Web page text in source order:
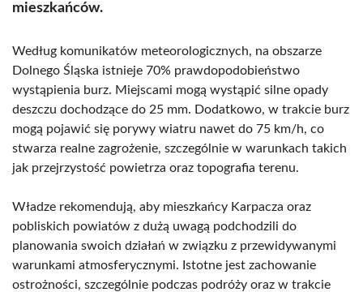
mieszkańców.
Według komunikatów meteorologicznych, na obszarze
Dolnego Śląska istnieje 70% prawdopodobieństwo
wystąpienia burz. Miejscami mogą wystąpić silne opady
deszczu dochodzące do 25 mm. Dodatkowo, w trakcie burz
mogą pojawić się porywy wiatru nawet do 75 km/h, co
stwarza realne zagrożenie, szczególnie w warunkach takich
jak przejrzystość powietrza oraz topografia terenu.
Władze rekomendują, aby mieszkańcy Karpacza oraz
pobliskich powiatów z dużą uwagą podchodzili do
planowania swoich działań w związku z przewidywanymi
warunkami atmosferycznymi. Istotne jest zachowanie
ostrożności, szczególnie podczas podróży oraz w trakcie